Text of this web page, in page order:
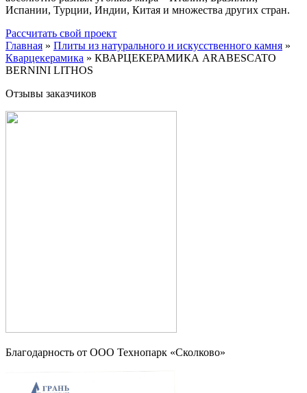
Испании, Турции, Индии, Китая и множества других стран.
Рассчитать свой проект
Главная » Плиты из натурального и искусственного камня »
Кварцекерамика » КВАРЦЕКЕРАМИКА ARABESCATO
BERNINI LITHOS
Отзывы заказчиков
Благодарность от OOO Технопарк «Сколково»